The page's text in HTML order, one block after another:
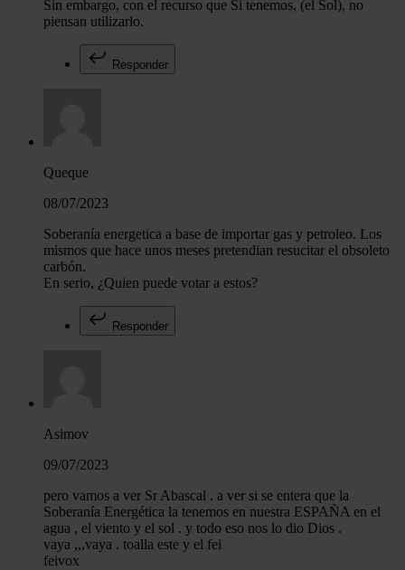
Sin embargo, con el recurso que Si tenemos, (el Sol), no
piensan utilizarlo.
Responder
Queque
08/07/2023
Soberanía energetica a base de importar gas y petroleo. Los
mismos que hace unos meses pretendian resucitar el obsoleto
carbón.
En serio, ¿Quien puede votar a estos?
Responder
Asimov
09/07/2023
pero vamos a ver Sr Abascal . a ver si se entera que la
Soberanía Energética la tenemos en nuestra ESPAÑA en el
agua , el viento y el sol . y todo eso nos lo dio Dios .
vaya ,,,vaya . toalla este y el fei
feivox